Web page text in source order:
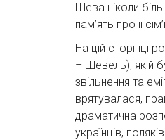
Шева ніколи
пам’ять про її
На цій сторінці
– Шевель), якій
звільнення та
врятувалася,
драматична
українців,